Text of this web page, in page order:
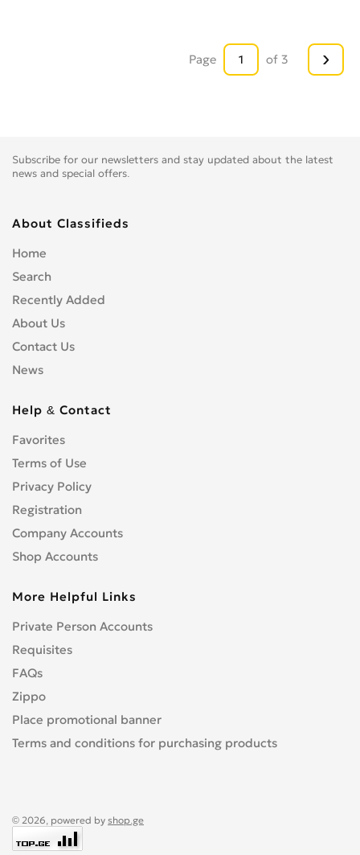
Page of 3 ›
Subscribe for our newsletters and stay updated about the latest
news and special offers.
About Classifieds
Home
Search
Recently Added
About Us
Contact Us
News
Help & Contact
Favorites
Terms of Use
Privacy Policy
Registration
Company Accounts
Shop Accounts
More Helpful Links
Private Person Accounts
Requisites
FAQs
Zippo
Place promotional banner
Terms and conditions for purchasing products
© 2026, powered by shop.ge